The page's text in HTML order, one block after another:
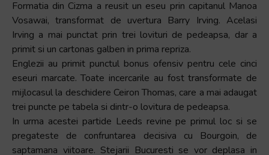
Formatia din Cizma a reusit un eseu prin capitanul Manoa
Vosawai, transformat de uvertura Barry Irving. Acelasi
Irving a mai punctat prin trei lovituri de pedeapsa, dar a
primit si un cartonas galben in prima repriza.
Englezii au primit punctul bonus ofensiv pentru cele cinci
eseuri marcate. Toate incercarile au fost transformate de
mijlocasul la deschidere Ceiron Thomas, care a mai adaugat
trei puncte pe tabela si dintr-o lovitura de pedeapsa.
In urma acestei partide Leeds revine pe primul loc si se
pregateste de confruntarea decisiva cu Bourgoin, de
saptamana viitoare. Stejarii Bucuresti se vor deplasa in